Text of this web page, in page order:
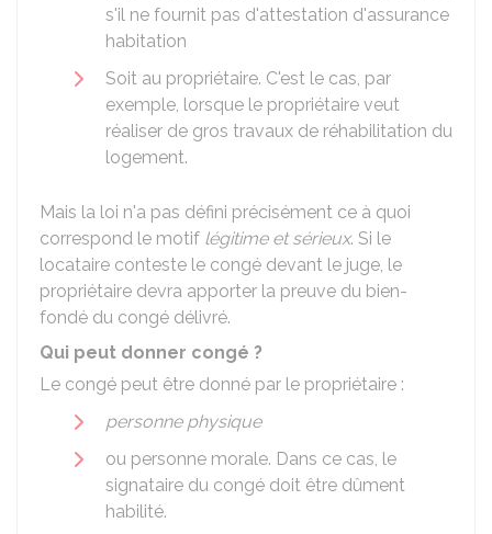
s'il ne fournit pas d'attestation d'assurance
habitation
Soit au propriétaire. C'est le cas, par
exemple, lorsque le propriétaire veut
réaliser de gros travaux de réhabilitation du
logement.
Mais la loi n'a pas défini précisément ce à quoi
correspond le motif légitime et sérieux. Si le
locataire conteste le congé devant le juge, le
propriétaire devra apporter la preuve du bien-
fondé du congé délivré.
Qui peut donner congé ?
Le congé peut être donné par le propriétaire :
personne physique
ou personne morale. Dans ce cas, le
signataire du congé doit être dûment
habilité.